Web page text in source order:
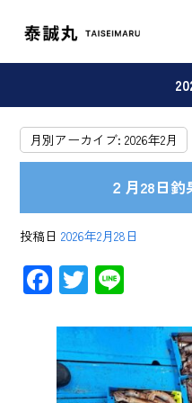
月別アーカイブ:2026年2月
２月28日
投稿日 2026年2月28日
F
e
b
T
tt
er